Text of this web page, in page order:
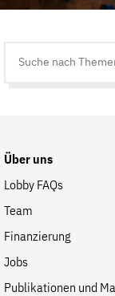
Über uns
Lobby FAQs
Team
Finanzierung
Jobs
Publikationen und